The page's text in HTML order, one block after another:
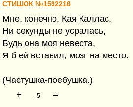
СТИШОК №1592216
Мне, конечно, Кая Каллас,
Ни секунды не усралась,
Будь она моя невеста,
Я б ей вставил, мозг на место.
(Частушка-поебушка.)
+
-5 –